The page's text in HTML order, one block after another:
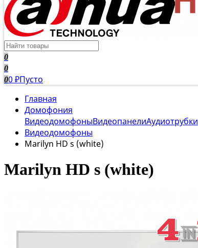
0
0
00 ₽Пусто
Главная
Домофония
ВидеодомофоныВидеопанелиАудиотрубки
Видеодомофоны
Marilyn HD s (white)
Marilyn HD s (white)